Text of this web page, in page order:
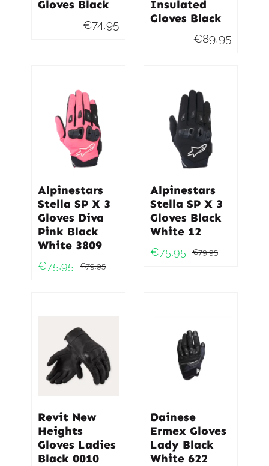
Gloves Black
€74,95
Insulated
Gloves Black
€89,95
Alpinestars
Stella SP X 3
Gloves Diva
Pink Black
White 3809
€79,95
€75,95
Alpinestars
Stella SP X 3
Gloves Black
White 12
€79,95
€75,95
Revit New
Heights
Gloves Ladies
Black 0010
Dainese
Ermex Gloves
Lady Black
White 622